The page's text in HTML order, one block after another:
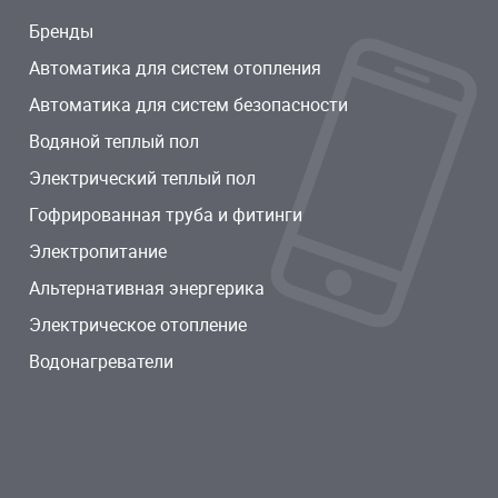
Бренды
Автоматика для систем отопления
Автоматика для систем безопасности
Водяной теплый пол
Электрический теплый пол
Гофрированная труба и фитинги
Электропитание
Альтернативная энергерика
Электрическое отопление
Водонагреватели